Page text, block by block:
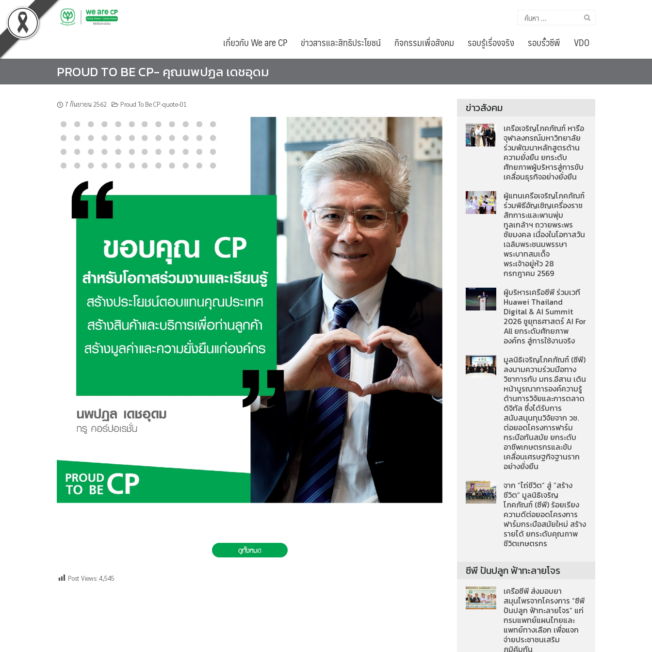
to
content
ค้นหา
เกี่ยวกับ We are CP ข่าวสารและสิทธิประโยชน์ กิจกรรมเพื่อสังคม รอบรู้เรื่องจริง รอบรั้วซีพี VDO
PROUD TO BE CP- คุณนพปฏล เดชอุดม
7 กันยายน 2562 Proud To Be CP-quote-01
Post Views: 4,545
ข่าวสังคม
เครือเจริญโภคภัณฑ์ หารือ
จุฬาลงกรณ์มหาวิทยาลัย
ร่วมพัฒนาหลักสูตรด้าน
ความยั่งยืน ยกระดับ
ศักยภาพผู้บริหารสู่การขับ
เคลื่อนธุรกิจอย่างยั่งยืน
ผู้แทนเครือเจริญโภคภัณฑ์
ร่วมพิธีอัญเชิญเครื่องราช
สักการะและพานพุ่ม
ทูลเกล้าฯ ถวายพระพร
ชัยมงคล เนื่องในโอกาสวัน
เฉลิมพระชนมพรรษา
พระบาทสมเด็จ
พระเจ้าอยู่หัว 28
กรกฎาคม 2569
ผู้บริหารเครือซีพี ร่วมเวที
Huawei Thailand
Digital & AI Summit
2026 ชูยุทธศาสตร์ AI For
All ยกระดับศักยภาพ
องค์กร สู่การใช้งานจริง
มูลนิธิเจริญโภคภัณฑ์ (ซีพี)
ลงนามความร่วมมือทาง
วิชาการกับ มทร.อีสาน เดิน
หน้าบูรณาการองค์ความรู้
ด้านการวิจัยและการตลาด
ดิจิทัล ซึ่งได้รับการ
สนับสนุนทุนวิจัยจาก วช.
ต่อยอดโครงการฟาร์ม
กระบือทันสมัย ยกระดับ
อาชีพเกษตรกรและขับ
เคลื่อนเศรษฐกิจฐานราก
อย่างยั่งยืน
จาก “ไถ่ชีวิต” สู่ “สร้าง
ชีวิต” มูลนิธิเจริญ
โภคภัณฑ์ (ซีพี) ร้อยเรียง
ความดีต่อยอดโครงการ
ฟาร์มกระบือสมัยใหม่ สร้าง
รายได้ ยกระดับคุณภาพ
ชีวิตเกษตรกร
ซีพี ปันปลูก ฟ้าทะลายโจร
เครือซีพี ส่งมอบยา
สมุนไพรจากโครงการ “ซีพี
ปันปลูก ฟ้าทะลายโจร” แก่
กรมแพทย์แผนไทยและ
แพทย์ทางเลือก เพื่อแจก
จ่ายประชาชนเสริม
ภูมิคุ้มกัน